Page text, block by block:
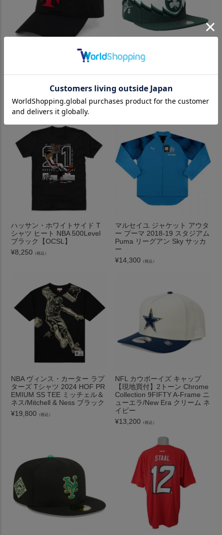
CRヴァスコ・ダ・ガマ キャッ
¥8,800（税込）
NBA ジェイソン・テイタム セ
hell & Ness ホワイト ブラック
グリーン
16,500
ハッサン・ホワイトサイド T
シャツ ヒート NBA 500Level
ブラック【OCSL】
¥8,250 （税込）
マルセイユ ジャケット アウタ
ー プーマ 2018-19 スタジアム
Puma リーグアン Sky サッカ
ー
¥14,300 （税込）
NBA ヴィンス・カーター ラプ
ターズ Tシャツ 2024 HOF PR
EMIUM SS TEE ミッチェル＆
ネス/Mitchell & Ness ブラック
¥19,800 （税込）
NFL カウボーイズ キャップ
【現地買付】2トーン Chrome
Collection 9FIFTY A-Frame ニ
ューエラ/New Era クリーム ネ
イビー
¥13,200 （税込）